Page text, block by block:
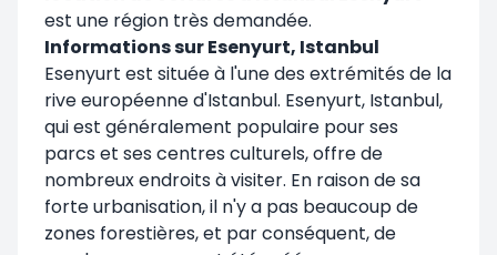
est une région très demandée.
Informations sur Esenyurt, Istanbul
Esenyurt est située à l'une des extrémités de la
rive européenne d'Istanbul. Esenyurt, Istanbul,
qui est généralement populaire pour ses
parcs et ses centres culturels, offre de
nombreux endroits à visiter. En raison de sa
forte urbanisation, il n'y a pas beaucoup de
zones forestières, et par conséquent, de